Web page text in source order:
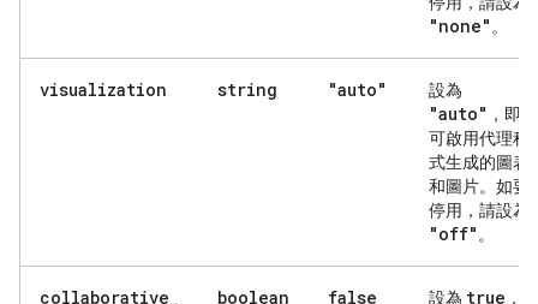
"none" 。
visualization string "auto" 設為
"auto" ，即
可啟用代理程
式生成的圖表
和圖片。如要
停用，請設為
"off" 。
collaborative_
boolean false 設為 true ，